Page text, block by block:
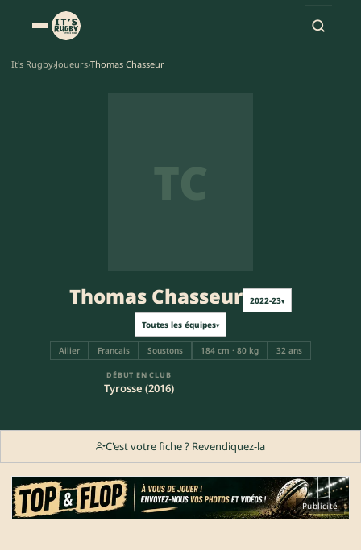
It's Rugby›Joueurs›Thomas Chasseur
TC
Thomas Chasseur 2022-23▾
Toutes les équipes▾
Ailier Francais Soustons 184 cm · 80 kg 32 ans
DÉBUT EN CLUB
Tyrosse (2016)
C'est votre fiche ? Revendiquez-la
Publicité